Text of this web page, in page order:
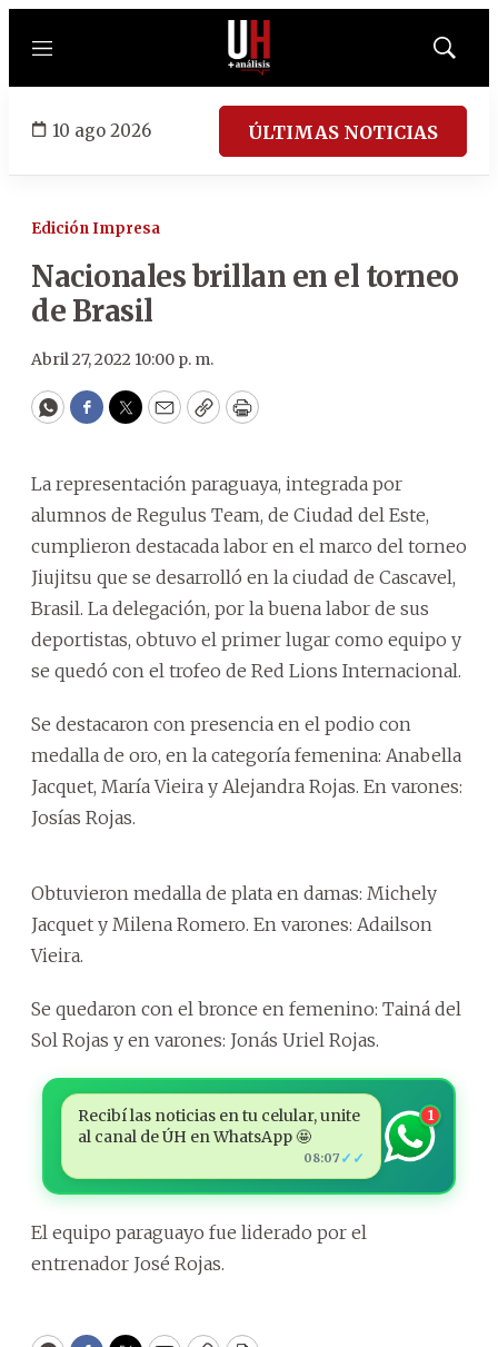
Menú
Mostrar
10 ago 2026 ÚLTIMAS NOTICIAS
Edición Impresa
Nacionales brillan en el torneo
de Brasil
Abril 27, 2022 10:00 p. m.
WhatsApp
Facebook
Twitter
EmailCopyPrint
La representación paraguaya, integrada por
alumnos de Regulus Team, de Ciudad del Este,
cumplieron destacada labor en el marco del torneo
Jiujitsu que se desarrolló en la ciudad de Cascavel,
Brasil. La delegación, por la buena labor de sus
deportistas, obtuvo el primer lugar como equipo y
se quedó con el trofeo de Red Lions Internacional.
Se destacaron con presencia en el podio con
medalla de oro, en la categoría femenina: Anabella
Jacquet, María Vieira y Alejandra Rojas. En varones:
Josías Rojas.
Obtuvieron medalla de plata en damas: Michely
Jacquet y Milena Romero. En varones: Adailson
Vieira.
Se quedaron con el bronce en femenino: Tainá del
Sol Rojas y en varones: Jonás Uriel Rojas.
Recibí las noticias en tu celular, unite
al canal de ÚH en WhatsApp 🤩
08:07 ✓✓
1
El equipo paraguayo fue liderado por el
entrenador José Rojas.